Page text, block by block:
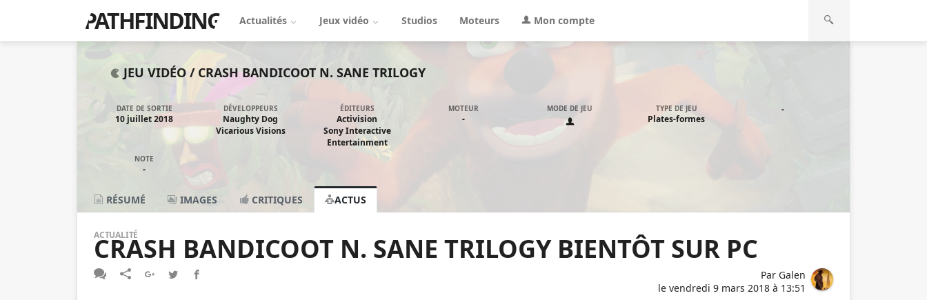
PATHFINDING Actualités Jeux vidéo Studios Moteurs Mon compte
JEU VIDÉO / CRASH BANDICOOT N. SANE TRILOGY
DATE DE SORTIE
10 juillet 2018
DÉVELOPPEURS
Naughty Dog
Vicarious Visions
ÉDITEURS
Activision
Sony Interactive
Entertainment
MOTEUR
-
MODE DE JEU TYPE DE JEU
Plates-formes
-
NOTE
-
RÉSUMÉ IMAGES CRITIQUES ACTUS
ACTUALITÉ
CRASH BANDICOOT N. SANE TRILOGY BIENTÔT SUR PC
Par Galen
le vendredi 9 mars 2018 à 13:51